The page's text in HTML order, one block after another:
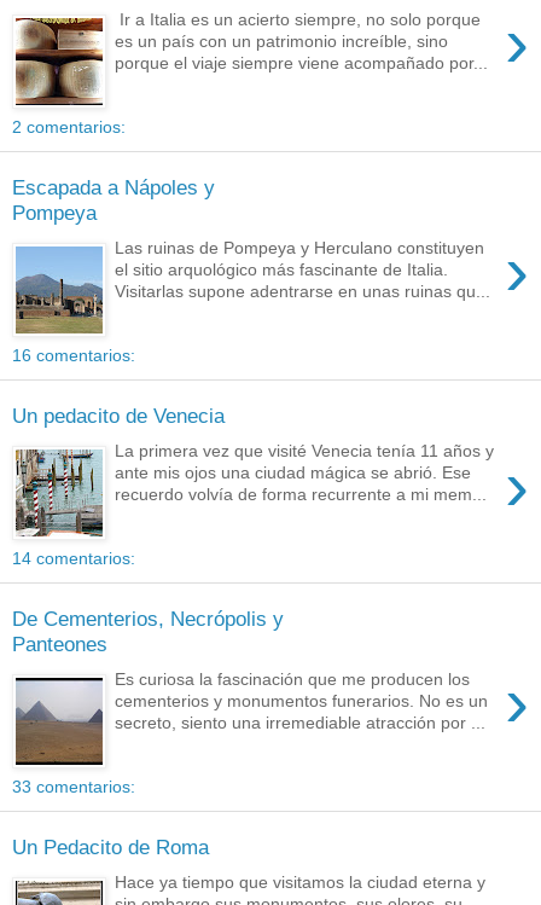
›
Ir a Italia es un acierto siempre, no solo porque
es un país con un patrimonio increíble, sino
porque el viaje siempre viene acompañado por...
2 comentarios:
Escapada a Nápoles y
Pompeya
›
Las ruinas de Pompeya y Herculano constituyen
el sitio arquológico más fascinante de Italia.
Visitarlas supone adentrarse en unas ruinas qu...
16 comentarios:
Un pedacito de Venecia
›
La primera vez que visité Venecia tenía 11 años y
ante mis ojos una ciudad mágica se abrió. Ese
recuerdo volvía de forma recurrente a mi mem...
14 comentarios:
De Cementerios, Necrópolis y
Panteones
›
Es curiosa la fascinación que me producen los
cementerios y monumentos funerarios. No es un
secreto, siento una irremediable atracción por ...
33 comentarios:
Un Pedacito de Roma
Hace ya tiempo que visitamos la ciudad eterna y